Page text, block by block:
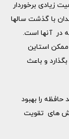
زیادی برخوردار
با گذشت سالها
در آنها است.
استاین
و باعث
را بهبود
های تقویت